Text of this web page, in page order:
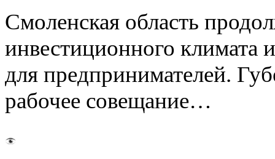
Смоленская область
инвестиционного климата
для предпринимателей.
рабочее совещание…